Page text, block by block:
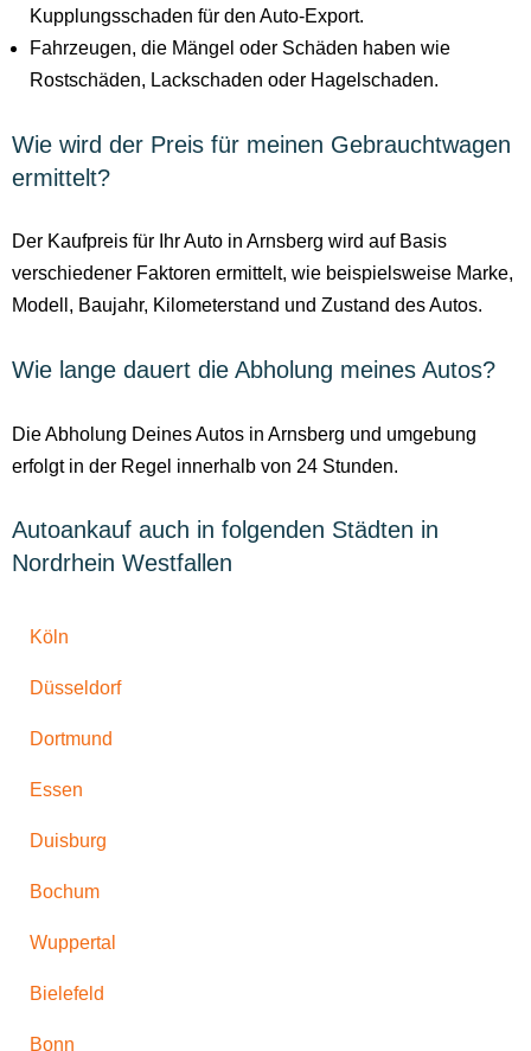
Kupplungsschaden für den Auto-Export.
Fahrzeugen, die Mängel oder Schäden haben wie
Rostschäden, Lackschaden oder Hagelschaden.
Wie wird der Preis für meinen Gebrauchtwagen
ermittelt?
Der Kaufpreis für Ihr Auto in Arnsberg wird auf Basis
verschiedener Faktoren ermittelt, wie beispielsweise Marke,
Modell, Baujahr, Kilometerstand und Zustand des Autos.
Wie lange dauert die Abholung meines Autos?
Die Abholung Deines Autos in Arnsberg und umgebung
erfolgt in der Regel innerhalb von 24 Stunden.
Autoankauf auch in folgenden Städten in
Nordrhein Westfallen
Köln
Düsseldorf
Dortmund
Essen
Duisburg
Bochum
Wuppertal
Bielefeld
Bonn